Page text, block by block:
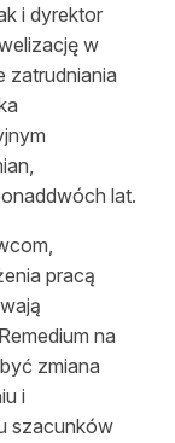
i dyrektor
w
zatrudniania
lat.
pracą
na
zmiana
i
szacunków